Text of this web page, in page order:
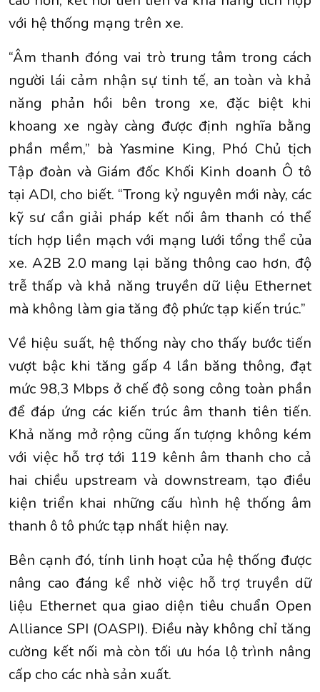
với hệ thống mạng trên xe.
“Âm thanh đóng vai trò trung tâm trong cách
người lái cảm nhận sự tinh tế, an toàn và khả
năng phản hồi bên trong xe, đặc biệt khi
khoang xe ngày càng được định nghĩa bằng
phần mềm,” bà Yasmine King, Phó Chủ tịch
Tập đoàn và Giám đốc Khối Kinh doanh Ô tô
tại ADI, cho biết. “Trong kỷ nguyên mới này, các
kỹ sư cần giải pháp kết nối âm thanh có thể
tích hợp liền mạch với mạng lưới tổng thể của
xe. A2B 2.0 mang lại băng thông cao hơn, độ
trễ thấp và khả năng truyền dữ liệu Ethernet
mà không làm gia tăng độ phức tạp kiến trúc.”
Về hiệu suất, hệ thống này cho thấy bước tiến
vượt bậc khi tăng gấp 4 lần băng thông, đạt
mức 98,3 Mbps ở chế độ song công toàn phần
để đáp ứng các kiến trúc âm thanh tiên tiến.
Khả năng mở rộng cũng ấn tượng không kém
với việc hỗ trợ tới 119 kênh âm thanh cho cả
hai chiều upstream và downstream, tạo điều
kiện triển khai những cấu hình hệ thống âm
thanh ô tô phức tạp nhất hiện nay.
Bên cạnh đó, tính linh hoạt của hệ thống được
nâng cao đáng kể nhờ việc hỗ trợ truyền dữ
liệu Ethernet qua giao diện tiêu chuẩn Open
Alliance SPI (OASPI). Điều này không chỉ tăng
cường kết nối mà còn tối ưu hóa lộ trình nâng
cấp cho các nhà sản xuất.